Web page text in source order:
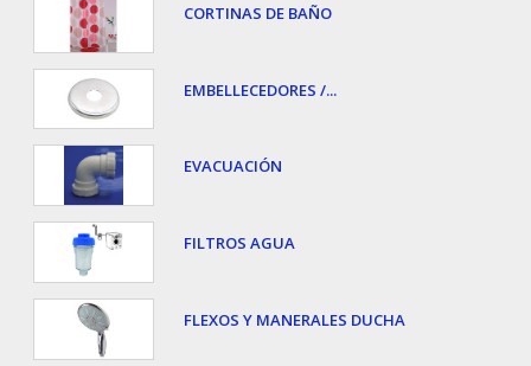
CORTINAS DE BAÑO
EMBELLECEDORES /...
EVACUACIÓN
FILTROS AGUA
FLEXOS Y MANERALES DUCHA